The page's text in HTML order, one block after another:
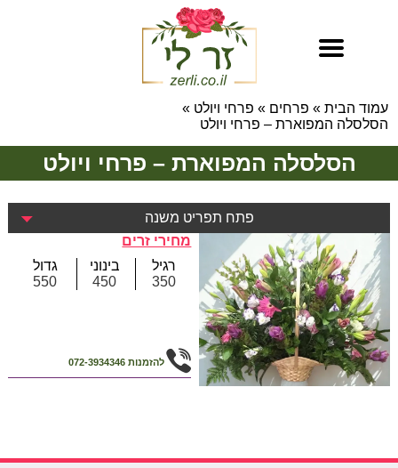
עמוד הבית » פרחים » פרחי ויולט »
הסלסלה המפוארת – פרחי ויולט
הסלסלה המפוארת – פרחי ויולט
פתח תפריט משנה
מחירי זרים
רגיל
350
בינוני
450
גדול
550
להזמנות 072-3934346